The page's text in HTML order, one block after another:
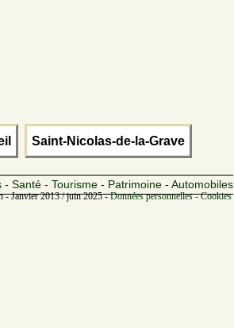
Saint-Nicolas-de-la-Grave
- Santé - Tourisme - Patrimoine - Automobiles
- Janvier 2013 / juin 2025 -Données personnelles -